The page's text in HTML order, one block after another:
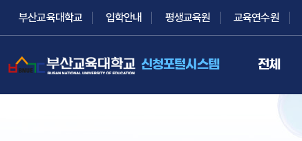
부산교육대학교 입학안내 평생교육원 교육연수원
신청포털시스템 전체